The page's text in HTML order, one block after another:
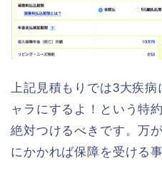
上記見積もりでは3大疾
ャラにするよ！という特
絶対つけるべきです。万
にかかれば保障を受ける